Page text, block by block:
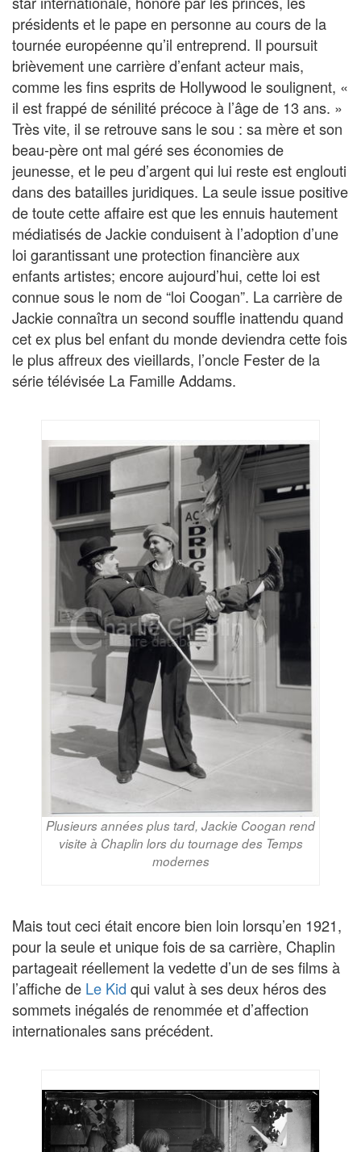
présidents et le pape en personne au cours de la
tournée européenne qu’il entreprend. Il poursuit
brièvement une carrière d’enfant acteur mais,
comme les fins esprits de Hollywood le soulignent, «
il est frappé de sénilité précoce à l’âge de 13 ans. »
Très vite, il se retrouve sans le sou : sa mère et son
beau-père ont mal géré ses économies de
jeunesse, et le peu d’argent qui lui reste est englouti
dans des batailles juridiques. La seule issue positive
de toute cette affaire est que les ennuis hautement
médiatisés de Jackie conduisent à l’adoption d’une
loi garantissant une protection financière aux
enfants artistes; encore aujourd’hui, cette loi est
connue sous le nom de “loi Coogan”. La carrière de
Jackie connaîtra un second souffle inattendu quand
cet ex plus bel enfant du monde deviendra cette fois
le plus affreux des vieillards, l’oncle Fester de la
série télévisée La Famille Addams.
Plusieurs années plus tard, Jackie Coogan rend
visite à Chaplin lors du tournage des Temps
modernes
Mais tout ceci était encore bien loin lorsqu’en 1921,
pour la seule et unique fois de sa carrière, Chaplin
partageait réellement la vedette d’un de ses films à
l’affiche de Le Kid qui valut à ses deux héros des
sommets inégalés de renommée et d’affection
internationales sans précédent.